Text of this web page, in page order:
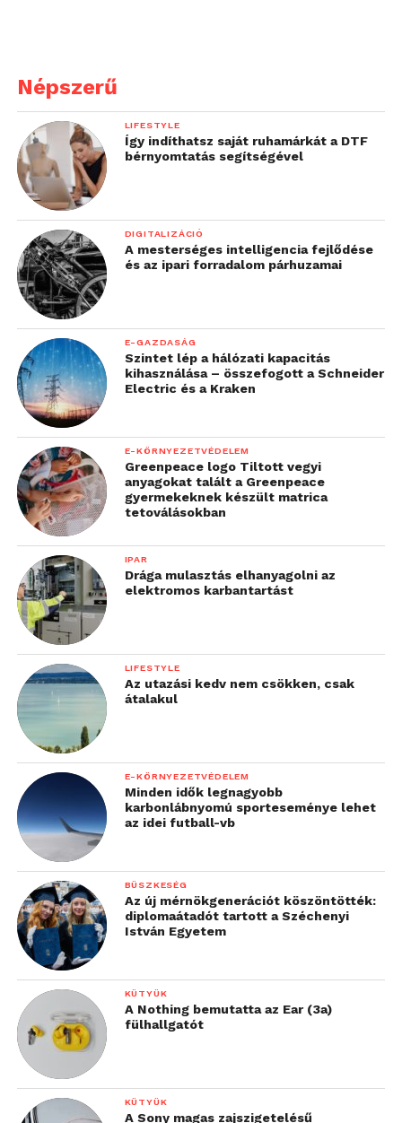
Népszerű
LIFESTYLE
Így indíthatsz saját ruhamárkát a DTF
bérnyomtatás segítségével
DIGITALIZÁCIÓ
A mesterséges intelligencia fejlődése
és az ipari forradalom párhuzamai
E-GAZDASÁG
Szintet lép a hálózati kapacitás
kihasználása – összefogott a Schneider
Electric és a Kraken
E-KÖRNYEZETVÉDELEM
Greenpeace logo Tiltott vegyi
anyagokat talált a Greenpeace
gyermekeknek készült matrica
tetoválásokban
IPAR
Drága mulasztás elhanyagolni az
elektromos karbantartást
LIFESTYLE
Az utazási kedv nem csökken, csak
átalakul
E-KÖRNYEZETVÉDELEM
Minden idők legnagyobb
karbonlábnyomú sporteseménye lehet
az idei futball-vb
BÜSZKESÉG
Az új mérnökgenerációt köszöntötték:
diplomaátadót tartott a Széchenyi
István Egyetem
KÜTYÜK
A Nothing bemutatta az Ear (3a)
fülhallgatót
KÜTYÜK
A Sony magas zajszigetelésű